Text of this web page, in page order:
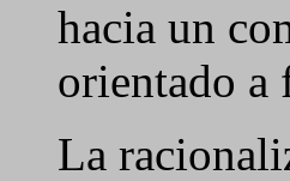
hacia un
orientado a
La